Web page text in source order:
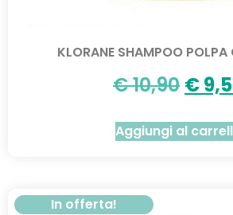
KLORANE SHAMPOO
€10,90 €
Aggiungi al
In offerta!